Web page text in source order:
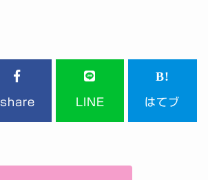
share LINE はてブ